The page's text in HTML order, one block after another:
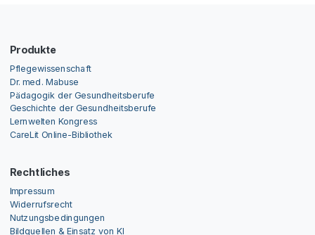
Produkte
Pflegewissenschaft
Dr. med. Mabuse
Pädagogik der Gesundheitsberufe
Geschichte der Gesundheitsberufe
Lernwelten Kongress
CareLit Online-Bibliothek
Rechtliches
Impressum
Widerrufsrecht
Nutzungsbedingungen
Bildquellen & Einsatz von KI